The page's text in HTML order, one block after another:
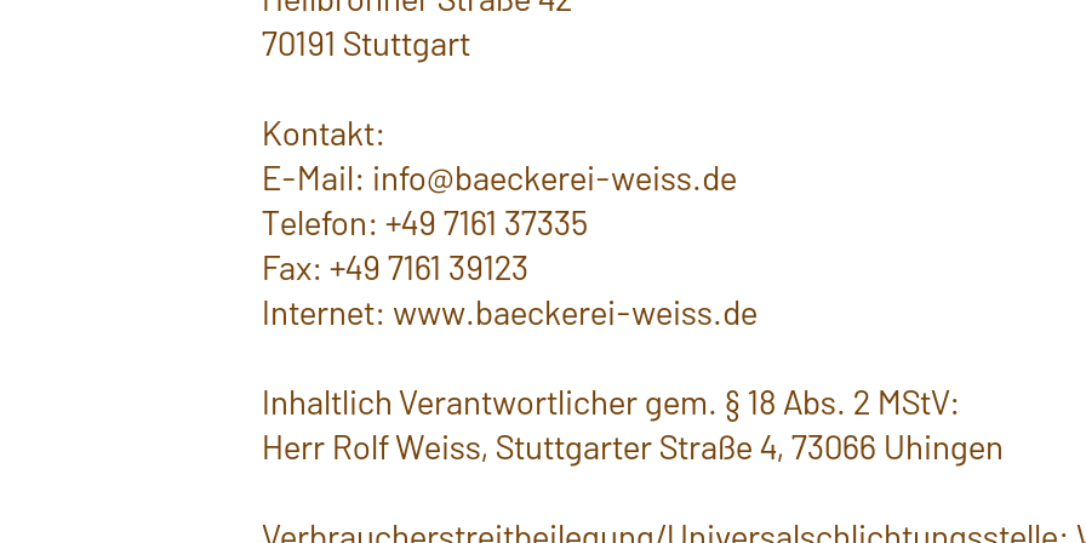
70191 Stuttgart
Kontakt:
E-Mail: info@baeckerei-weiss.de
Telefon: +49 7161 37335
Fax: +49 7161 39123
Internet: www.baeckerei-weiss.de
Inhaltlich Verantwortlicher gem. § 18 Abs. 2 MStV:
Herr Rolf Weiss, Stuttgarter Straße 4, 73066 Uhingen